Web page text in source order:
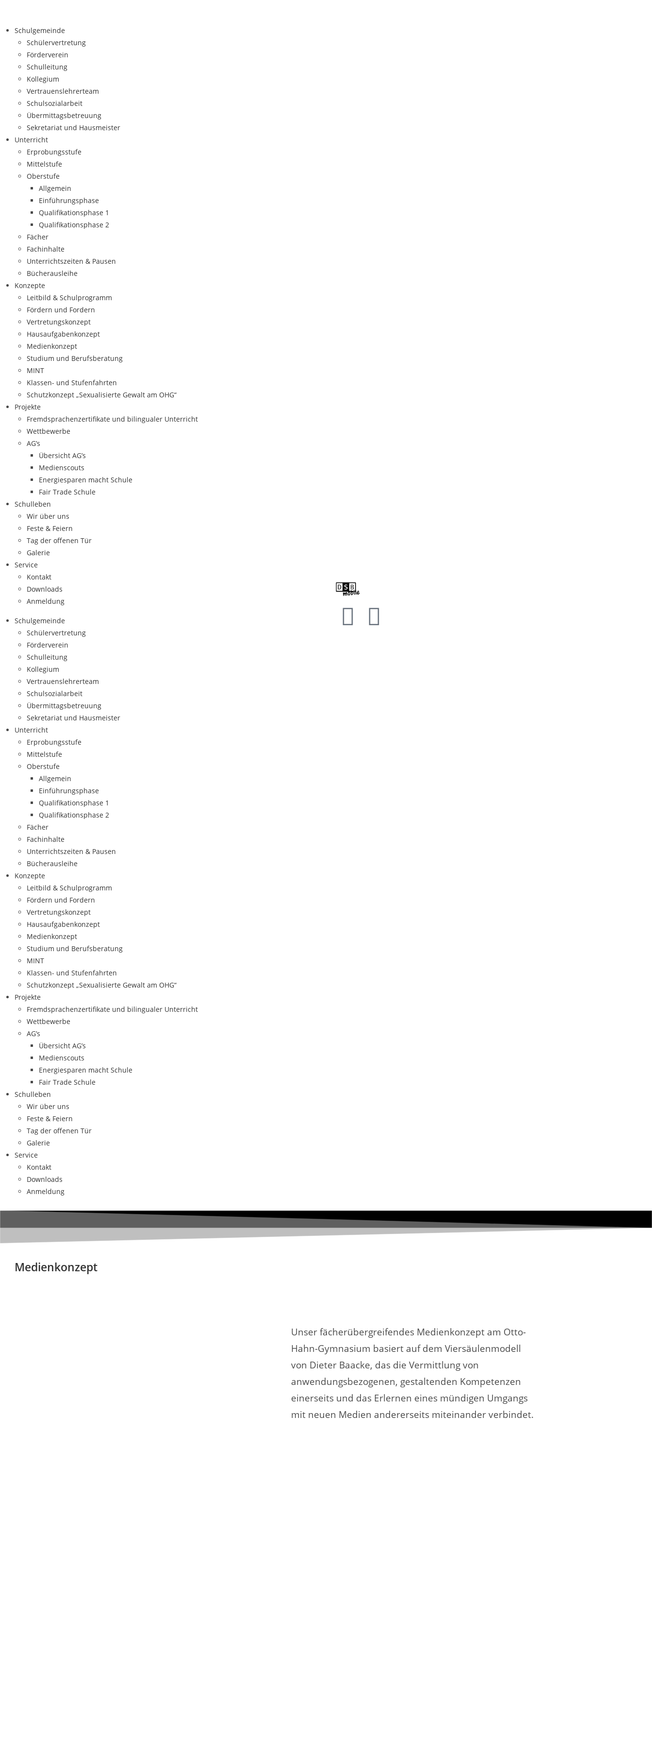
Schulgemeinde
Schülervertretung
Förderverein
Schulleitung
Kollegium
Vertrauenslehrerteam
Schulsozialarbeit
Übermittagsbetreuung
Sekretariat und Hausmeister
Unterricht
Erprobungsstufe
Mittelstufe
Oberstufe
Allgemein
Einführungsphase
Qualifikationsphase 1
Qualifikationsphase 2
Fächer
Fachinhalte
Unterrichtszeiten & Pausen
Bücherausleihe
Konzepte
Leitbild & Schulprogramm
Fördern und Fordern
Vertretungskonzept
Hausaufgabenkonzept
Medienkonzept
Studium und Berufsberatung
MINT
Klassen- und Stufenfahrten
Schutzkonzept „Sexualisierte Gewalt am OHG“
Projekte
Fremdsprachenzertifikate und bilingualer Unterricht
Wettbewerbe
AG’s
Übersicht AG’s
Medienscouts
Energiesparen macht Schule
Fair Trade Schule
Schulleben
Wir über uns
Feste & Feiern
Tag der offenen Tür
Galerie
Service
Kontakt
Downloads
Anmeldung
Schulgemeinde
Schülervertretung
Förderverein
Schulleitung
Kollegium
Vertrauenslehrerteam
Schulsozialarbeit
Übermittagsbetreuung
Sekretariat und Hausmeister
Unterricht
Erprobungsstufe
Mittelstufe
Oberstufe
Allgemein
Einführungsphase
Qualifikationsphase 1
Qualifikationsphase 2
Fächer
Fachinhalte
Unterrichtszeiten & Pausen
Bücherausleihe
Konzepte
Leitbild & Schulprogramm
Fördern und Fordern
Vertretungskonzept
Hausaufgabenkonzept
Medienkonzept
Studium und Berufsberatung
MINT
Klassen- und Stufenfahrten
Schutzkonzept „Sexualisierte Gewalt am OHG“
Projekte
Fremdsprachenzertifikate und bilingualer Unterricht
Wettbewerbe
AG’s
Übersicht AG’s
Medienscouts
Energiesparen macht Schule
Fair Trade Schule
Schulleben
Wir über uns
Feste & Feiern
Tag der offenen Tür
Galerie
Service
Kontakt
Downloads
Anmeldung
Medienkonzept
Unser fächerübergreifendes Medienkonzept am Otto-
Hahn-Gymnasium basiert auf dem Viersäulenmodell
von Dieter Baacke, das die Vermittlung von
anwendungsbezogenen, gestaltenden Kompetenzen
einerseits und das Erlernen eines mündigen Umgangs
mit neuen Medien andererseits miteinander verbindet.